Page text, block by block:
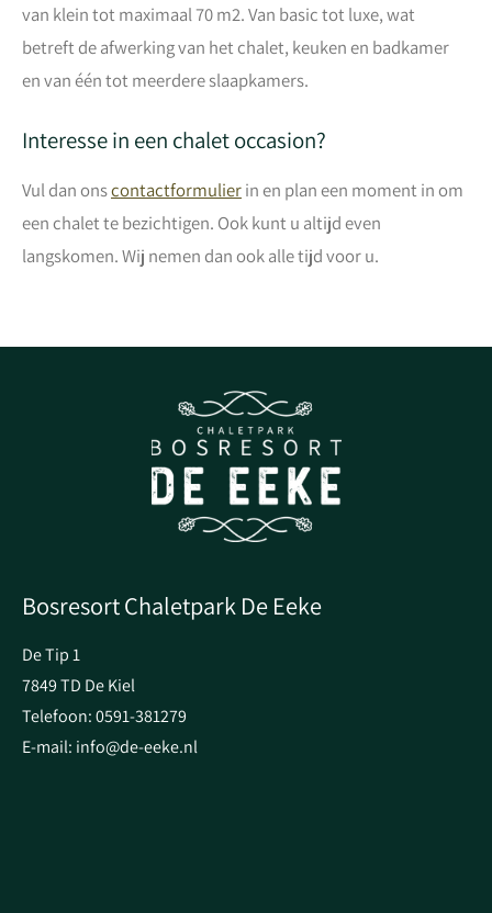
van klein tot maximaal 70 m2. Van basic tot luxe, wat
betreft de afwerking van het chalet, keuken en badkamer
en van één tot meerdere slaapkamers.
Interesse in een chalet occasion?
Vul dan onscontactformulierin en plan een moment in om
een chalet te bezichtigen. Ook kunt u altijd even
langskomen. Wij nemen dan ook alle tijd voor u.
Bosresort Chaletpark De Eeke
De Tip 1
7849 TD De Kiel
Telefoon: 0591-381279
E-mail: info@de-eeke.nl